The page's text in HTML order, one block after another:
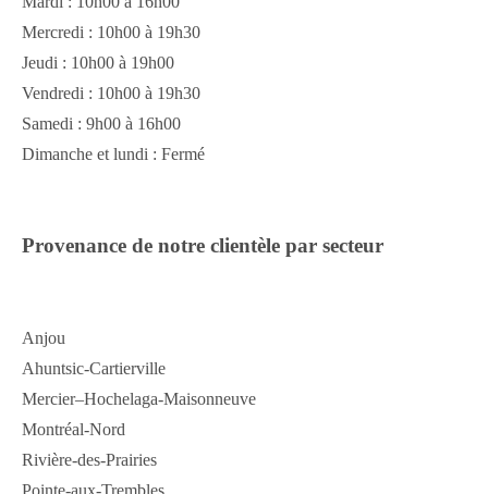
Mercredi : 10h00 à 19h30
Jeudi : 10h00 à 19h00
Vendredi : 10h00 à 19h30
Samedi : 9h00 à 16h00
Dimanche et lundi : Fermé
Provenance de notre clientèle par secteur
Anjou
Ahuntsic-Cartierville
Mercier–Hochelaga-Maisonneuve
Montréal-Nord
Rivière-des-Prairies